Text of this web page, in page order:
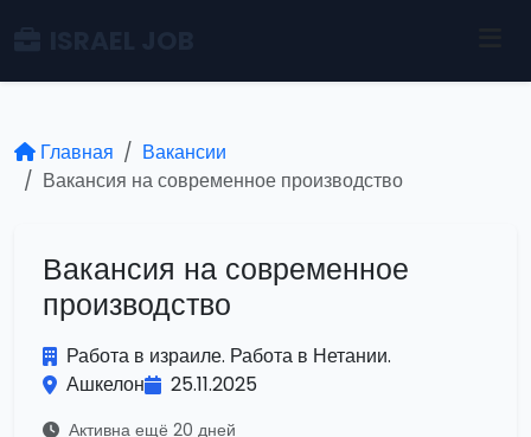
Главная
Вакансии
Вакансия на современное производство
Вакансия на современное
производство
Работа в израиле. Работа в Нетании.
Ашкелон
25.11.2025
Активна ещё 20 дней